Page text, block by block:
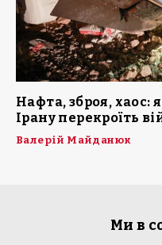
Нафта, зброя, хаос:
Ірану перекроїть
Валерій Майданюк
Ми в